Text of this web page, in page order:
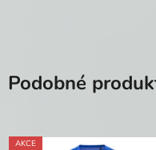
Podobné
AKCE